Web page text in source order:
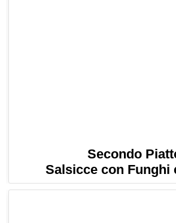
Secondo
Salsicce con Funghi